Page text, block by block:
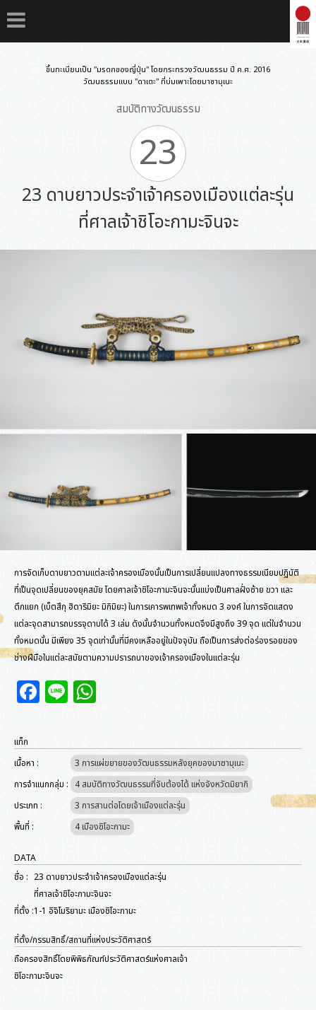
ขึ้นทะเบียนเป็น "มรดกของญี่ปุ่น" โดยกระทรวงวัฒนธรรม ปี ค.ศ. 2016
วัฒนธรรมแบบ "ดาเตะ" ที่บ่มเพาะโดยมาซามุเนะ
สมบัติทางวัฒนธรรม
23
23 ดาบยาวประจำเจ้าครองเมืองแต่ละรุ่น
ที่ศาลเจ้าชิโอะกามะจินจะ
การจัดเก็บดาบยาวตามแต่ละเจ้าครองเมืองนั้นเป็นการเปลี่ยนแปลงทางธรรมเนียมปฏิบัติ
ที่เป็นจุดเปลี่ยนของยุคสมัย โดยศาลเจ้าชิโอะกามะจินจะนั้นแบ่งเป็นศาลฝั่งซ้าย ขวา และ
ตึกแยก (เบ็ตสึกุ ฮิดาริมิยะ มิกิมิยะ) ในการเคารพเทพเจ้าทั้งหมด 3 องค์ ในการจัดแสดง
แต่ละจุดสามารถบรรจุดาบได้ 3 เล่ม ดังนั้นจำนวนทั้งหมดจึงมีสูงถึง 39 จุด แต่ในจำนวน
ทั้งหมดนั้น มีเพียง 35 จุดเท่านั้นที่มีคงเหลืออยู่ในปัจจุบัน ถือเป็นการส่งต่อร่องรอยของ
ช่างฝีมือในแต่ละสมัยตามความปรารถนาของเจ้าครองเมืองในแต่ละรุ่น
Facebook
Line
แท็ก
เนื้อหา :
3 การแผ่ขยายของวัฒนธรรมหลังยุคของมาซามุเนะ
การจำแนกกลุ่ม :
4 สมบัติทางวัฒนธรรมที่จับต้องได้ แห่งจังหวัดมิยากิ
ประเภท :
3 การสานต่อโดยเจ้าเมืองแต่ละรุ่น
พื้นที่ :
4 เมืองชิโอะกามะ
DATA
ชื่อ : 23 ดาบยาวประจำเจ้าครองเมืองแต่ละรุ่น
ที่ศาลเจ้าชิโอะกามะจินจะ
ที่ตั้ง :1-1 อิจิโมริยามะ เมืองชิโอะกามะ
ที่ตั้ง/กรรมสิทธิ์/สถานที่แห่งประวัติศาสตร์
ถือครองสิทธิ์โดยพิพิธภัณฑ์ประวัติศาสตร์แห่งศาลเจ้า
ชิโอะกามะจินจะ